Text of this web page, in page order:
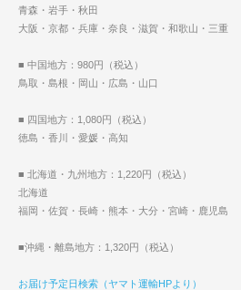
青森・岩手・秋田
大阪・京都・兵庫・奈良・滋賀・和歌山・三重
■ 中国地方：980円（税込）
鳥取・島根・岡山・広島・山口
■ 四国地方：1,080円（税込）
徳島・香川・愛媛・高知
■ 北海道・九州地方：1,220円（税込）
北海道
福岡・佐賀・長崎・熊本・大分・宮崎・鹿児島
■沖縄・離島地方：1,320円（税込）
お届け予定日検索（ヤマト運輸HPより）